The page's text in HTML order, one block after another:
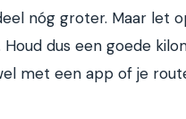
nóg groter. Maar let
Houd dus een goede
met een app of je